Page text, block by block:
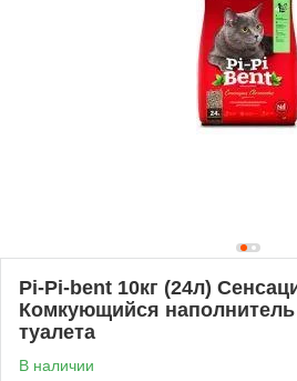
Pi-Pi-bent 10кг (24л)
Комкующийся
туалета
В наличии